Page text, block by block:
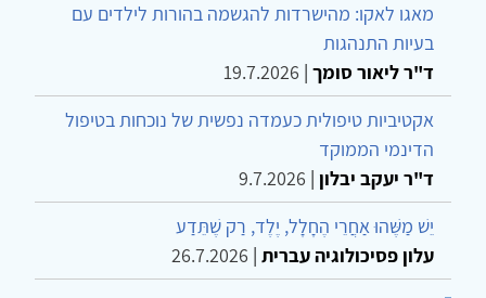
מאגו לאקו: מהישרדות להגשמה בהורות לילדים עם
בעיות התנהגות
ד"ר ליאור סומך |
19.7.2026
אקטיביות טיפולית כעמדה נפשית של נוכחות בטיפול
הדינמי הממוקד
ד"ר יעקב יבלון |
9.7.2026
יֵשׁ מַשֶּׁהוּ אַחֲרֵי הֶחָלָל, יֶלֶד, רַק שֶׁתֵּדַע
עלון פסיכולוגיה עברית |
26.7.2026